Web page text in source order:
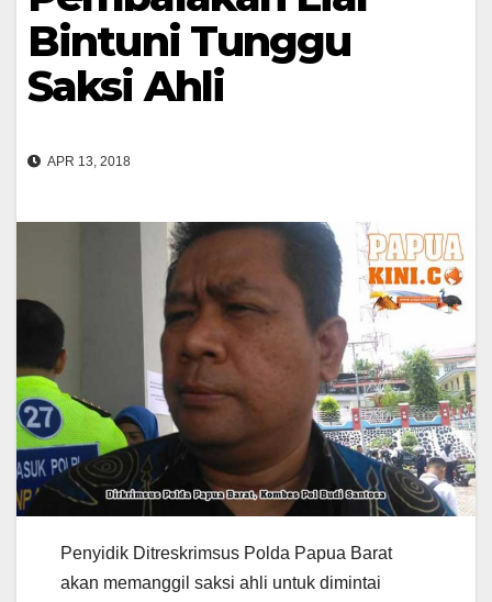
Bintuni Tunggu
Saksi Ahli
APR 13, 2018
Penyidik Ditreskrimsus Polda Papua Barat
akan memanggil saksi ahli untuk dimintai